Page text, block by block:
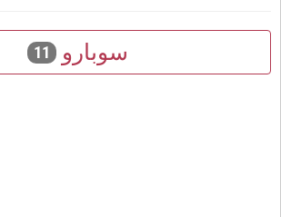
سوبارو 11